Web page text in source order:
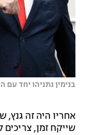
בנימין נתניהו יחד עם
אחריו היה זה גנץ,
שייקח זמן,